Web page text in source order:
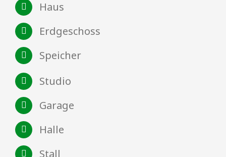
Haus
Erdgeschoss
Speicher
Studio
Garage
Halle
Stall